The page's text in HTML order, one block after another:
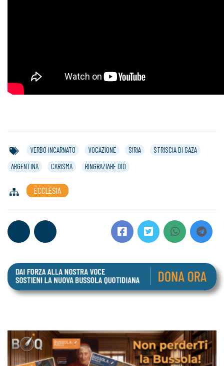
VERBO INCARNATO VOCAZIONE SIRIA
STRISCIA DI GAZA
ARGENTINA
CARISMA RINGRAZIARE DIO
ECCLESIA